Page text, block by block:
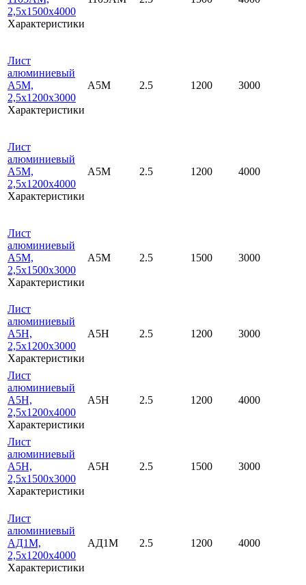
2,5х1500х4000
Характеристики
Лист
алюминиевый
А5М,
2,5х1200х3000
Характеристики
А5М 2.5 1200 3000
Лист
алюминиевый
А5М,
2,5х1200х4000
Характеристики
А5М 2.5 1200 4000
Лист
алюминиевый
А5М,
2,5х1500х3000
Характеристики
А5М 2.5 1500 3000
Лист
алюминиевый
А5Н,
2,5х1200х3000
Характеристики
А5Н 2.5 1200 3000
Лист
алюминиевый
А5Н,
2,5х1200х4000
Характеристики
А5Н 2.5 1200 4000
Лист
алюминиевый
А5Н,
2,5х1500х3000
Характеристики
А5Н 2.5 1500 3000
Лист
алюминиевый
АД1М,
2,5х1200х4000
Характеристики
АД1М 2.5 1200 4000